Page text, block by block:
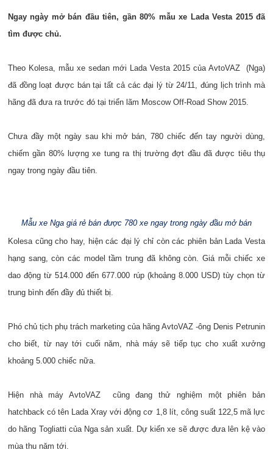
Ngay ngày mở bán đầu tiên, gần 80% mẫu xe Lada Vesta 2015 đã
tìm được chủ.
Theo Kolesa, mẫu xe sedan mới Lada Vesta 2015 của AvtoVAZ (Nga)
đã đồng loạt được bán tại tất cả các đại lý ​từ 24/11, đúng lịch trình mà
hãng đã đưa ra trước đó tại triển lãm Moscow Off-Road Show 2015.
Chưa đầy một ngày sau khi mở bán, 780 chiếc đến tay người dùng,
chiếm gần 80% lượng xe tung ra thị trường đợt đầu đã được tiêu thụ
ngay trong ngày đầu tiên.
Mẫu xe Nga giá rẻ bán được 780 xe ngay trong ngày đầu mở bán
Kolesa cũng cho hay, ​hiện các đại lý chỉ còn các phiên bản Lada Vesta
hạng sang, còn các model tầm trung đã không còn. Giá mỗi chiếc xe
dao động từ 514.000 đến 677.000 rúp (khoảng 8.000 USD) tùy chọn từ
trung bình đến đầy đủ thiết bị.
Phó chủ tịch phụ trách marketing của hãng AvtoVAZ -ông Denis Petrunin
cho biết, từ nay tới cuối năm, nhà máy sẽ tiếp tục cho xuất xưởng
khoảng 5.000 chiếc nữa.
Hiện nhà máy AvtoVAZ cũng đang thử nghiệm một phiên bản
hatchback có tên Lada Xray với động cơ 1,8 lít, công suất 122,5 mã lực
do hãng Togliatti của Nga sản xuất. Dự kiến xe sẽ được đưa lên kệ vào
mùa thu năm tới.